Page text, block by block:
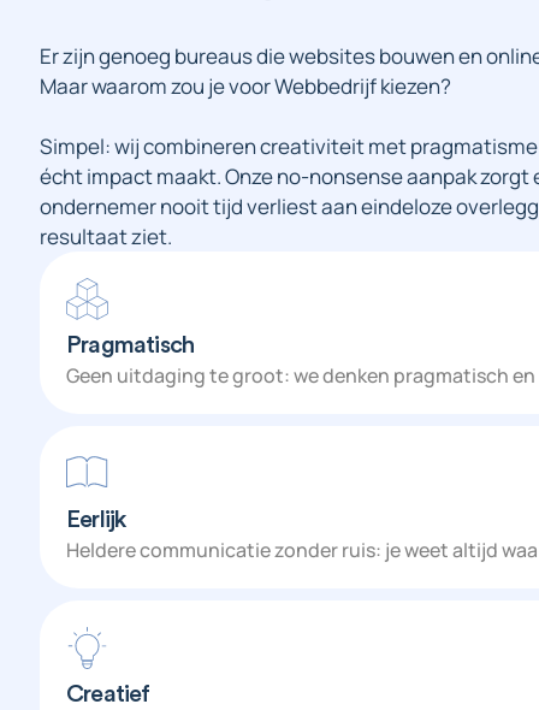
Er zijn genoeg bureaus die websites bouwen en
Maar waarom zou je voor Webbedrijf kiezen?
Simpel: wij combineren creativiteit met
écht impact maakt. Onze no-nonsense aanpak zorgt
ondernemer nooit tijd verliest aan eindeloze
resultaat ziet.
Pragmatisch
Geen uitdaging te groot: we denken pragmatisch
Eerlijk
Heldere communicatie zonder ruis: je weet altijd
Creatief